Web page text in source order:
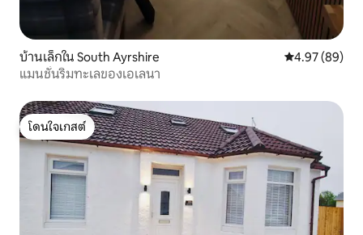
บ้านเล็กใน South Ayrshire คะแนนเฉลี่ย
4.97 (89)
แมนชั่นริมทะเลของเอเลนา
โดนใจเกสต์
โดนใจเกสต์